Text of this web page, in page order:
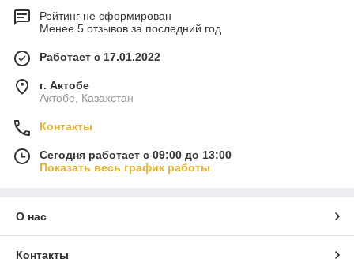
Рейтинг не сформирован
Менее 5 отзывов за последний год
Работает с 17.01.2022
г. Актобе
Актобе, Казахстан
Контакты
Сегодня работает с 09:00 до 13:00
Показать весь график работы
О нас
Контакты